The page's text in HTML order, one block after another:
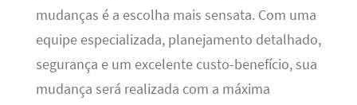
mudanças é a escolha mais sensata. Com uma
equipe especializada, planejamento detalhado,
segurança e um excelente custo-benefício, sua
mudança será realizada com a máxima